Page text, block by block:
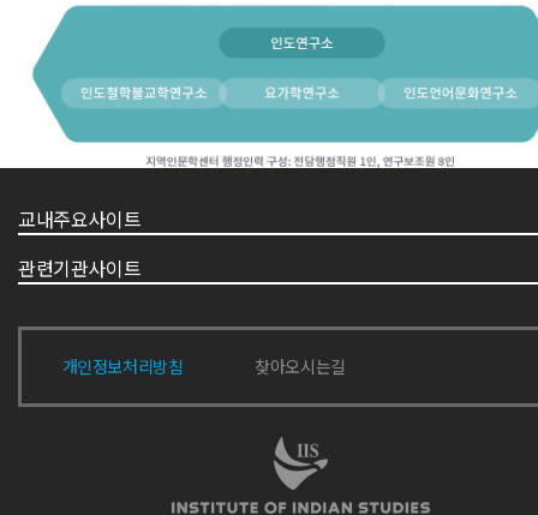
교내주요사이트
관련기관사이트
개인정보처리방침 찾아오시는길